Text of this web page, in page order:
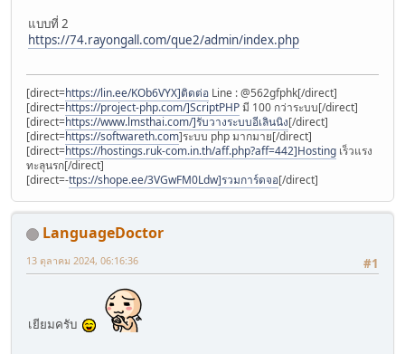
แบบที่ 2
https://74.rayongall.com/que2/admin/index.php
[direct=https://lin.ee/KOb6VYX]ติดต่อ Line : @562gfphk[/direct]
[direct=https://project-php.com/]ScriptPHPมี 100 กว่าระบบ[/direct]
[direct=https://www.lmsthai.com/]รับวางระบบอีเลินนิง[/direct]
[direct=https://softwareth.com]ระบบ php มากมาย[/direct]
[direct=https://hostings.ruk-com.in.th/aff.php?aff=442]Hosting เร็วแรง
ทะลุนรก[/direct]
[direct=-ttps://shope.ee/3VGwFM0Ldw]รวมการ์ดจอ[/direct]
LanguageDoctor
#1
13 ตุลาคม 2024, 06:16:36
เยียมครับ